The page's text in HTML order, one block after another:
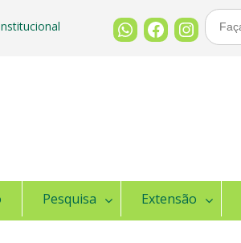
Buscar
Por:
Pesquisa Extensão